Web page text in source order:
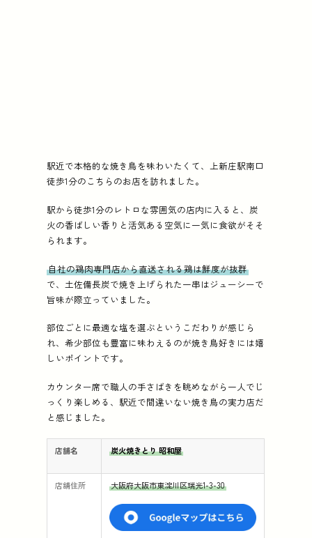
駅近で本格的な焼き鳥を味わいたくて、上新庄駅南口
徒歩1分のこちらのお店を訪れました。
駅から徒歩1分のレトロな雰囲気の店内に入ると、炭
火の香ばしい香りと活気ある空気に一気に食欲がそそ
られます。
自社の鶏肉専門店から直送される鶏は鮮度が抜群
で、土佐備長炭で焼き上げられた一串はジューシーで
旨味が際立っていました。
部位ごとに最適な塩を選ぶというこだわりが感じら
れ、希少部位も豊富に味わえるのが焼き鳥好きには嬉
しいポイントです。
カウンター席で職人の手さばきを眺めながら一人でじ
っくり楽しめる、駅近で間違いない焼き鳥の実力店だ
と感じました。
店舗名 炭火焼きとり 昭和屋
店舗住所 大阪府大阪市東淀川区瑞光1-3-30